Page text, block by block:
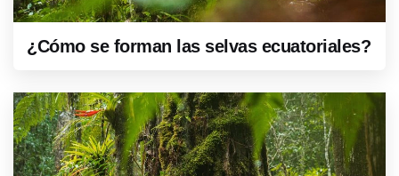
¿Cómo se forman las selvas ecuatoriales?